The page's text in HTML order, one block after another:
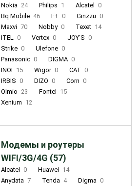
Nokia 24 Philips 1 Alcatel
0
Bq Mobile 46 F+ 0 Ginzzu 0
Maxvi 70 Nobby 0 Texet 14
ITEL 0 Vertex 0 JOY'S 0
Strike 0 Ulefone 0
Panasonic 0 DIGMA 0
INOI 15 Wigor 0 CAT 0
IRBIS 0 DIZO 0 Corn 0
Olmio 23 Fontel
15
Xenium 12
Модемы и роутеры
WIFI/3G/4G (57)
Alcatel 0 Huawei 14
Anydata 7 Tenda 4 Digma 0